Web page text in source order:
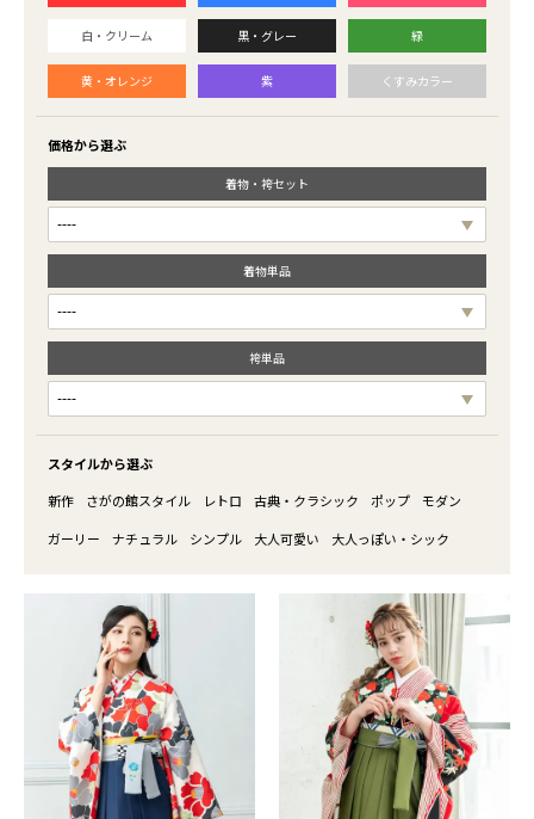
白・クリーム 黒・グレー 緑
黄・オレンジ 紫 くすみカラー
価格から選ぶ
着物・袴セット
着物単品
袴単品
スタイルから選ぶ
新作
さがの館スタイル レトロ 古典・クラシック ポップ
モダン
ガーリー
ナチュラル シンプル 大人可愛い 大人っぽい・シック